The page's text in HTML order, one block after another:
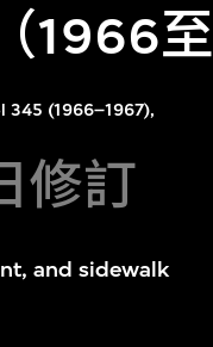
1966至
345 (1966–1967),
修訂
and sidewalk